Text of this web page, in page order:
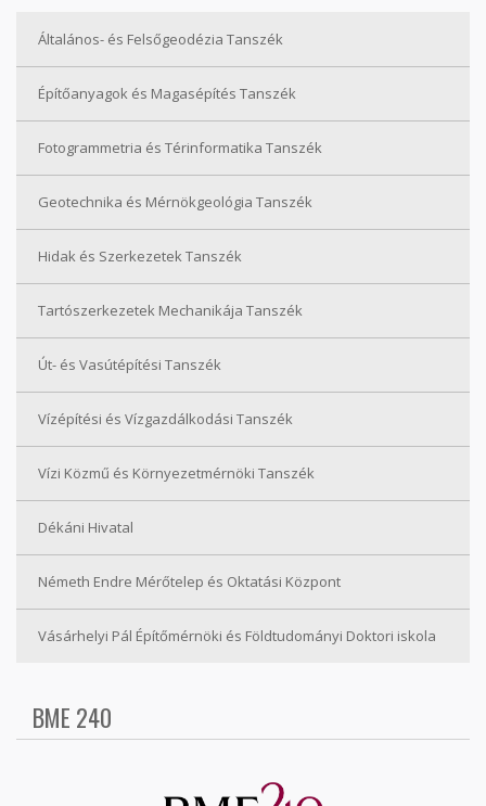
Általános- és Felsőgeodézia Tanszék
Építőanyagok és Magasépítés Tanszék
Fotogrammetria és Térinformatika Tanszék
Geotechnika és Mérnökgeológia Tanszék
Hidak és Szerkezetek Tanszék
Tartószerkezetek Mechanikája Tanszék
Út- és Vasútépítési Tanszék
Vízépítési és Vízgazdálkodási Tanszék
Vízi Közmű és Környezetmérnöki Tanszék
Dékáni Hivatal
Németh Endre Mérőtelep és Oktatási Központ
Vásárhelyi Pál Építőmérnöki és Földtudományi Doktori iskola
BME 240